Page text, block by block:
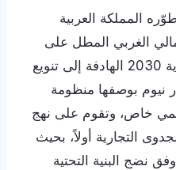
المملكة العربية
الغربي المطل على
البحر الأحمر، ضمن ركائز رؤية 2030 الهادفة إلى تنويع
نيوم بوصفها منظومة
خاص، وتقوم على نهج
التجارية أولاً، بحيث
نضج البنية التحتية